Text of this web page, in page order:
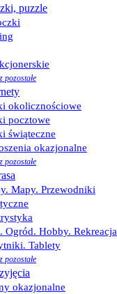
puzzle
pozostałe
okolicznościowe
pocztowe
świąteczne
okazjonalne
pozostałe
Mapy. Przewodniki
Ogród. Hobby. Rekreacja
Tablety
pozostałe
okazjonalne